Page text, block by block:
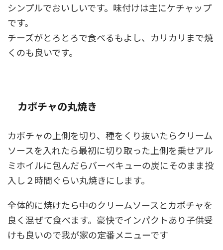
シンプルでおいしいです。味付けは主にケチャップ
です。
チーズがとろとろで食べるもよし、カリカリまで焼
くのも良いです。
カボチャの丸焼き
カボチャの上側を切り、種をくり抜いたらクリーム
ソースを入れたら最初に切り取った上側を乗せアル
ミホイルに包んだらバーベキューの炭にそのまま投
入し２時間ぐらい丸焼きにします。
全体的に焼けたら中のクリームソースとカボチャを
良く混ぜて食べます。豪快でインパクトあり子供受
けも良いので我が家の定番メニューです